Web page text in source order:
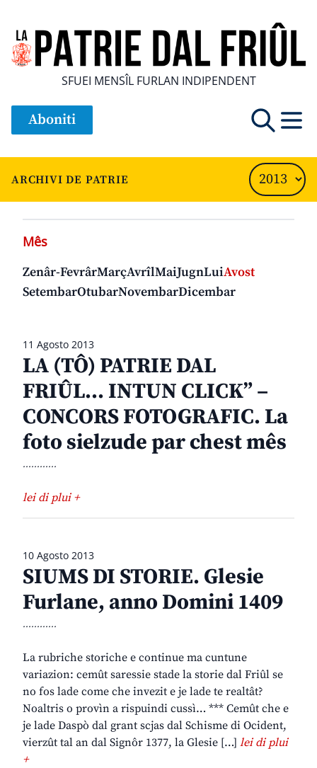
SFUEI MENSÎL FURLAN INDIPENDENT
Aboniti
ARCHIVI DE PATRIE
11 Agosto 2013
LA (TÔ) PATRIE DAL
FRIÛL… INTUN CLICK” –
CONCORS FOTOGRAFIC. La
foto sielzude par chest mês
............
lei di plui +
10 Agosto 2013
SIUMS DI STORIE. Glesie
Furlane, anno Domini 1409
............
La rubriche storiche e continue ma cuntune
variazion: cemût saressie stade la storie dal Friûl se
no fos lade come che invezit e je lade te realtât?
Noaltris o provìn a rispuindi cussì… *** Cemût che e
je lade Daspò dal grant scjas dal Schisme di Ocident,
vierzût tal an dal Signôr 1377, la Glesie […] lei di plui
+
Mês
Zenâr-FevrârMarçAvrîlMaiJugnLuiAvost
SetembarOtubarNovembarDicembar